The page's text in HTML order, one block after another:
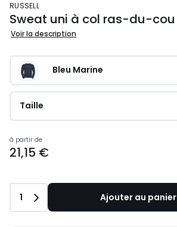
RUSSELL
Sweat uni à col ras-du-cou
Voir la description
Bleu Marine
Taille
Prix
à
à partir de
21,15 €
Quantité
1 Ajouter au panier